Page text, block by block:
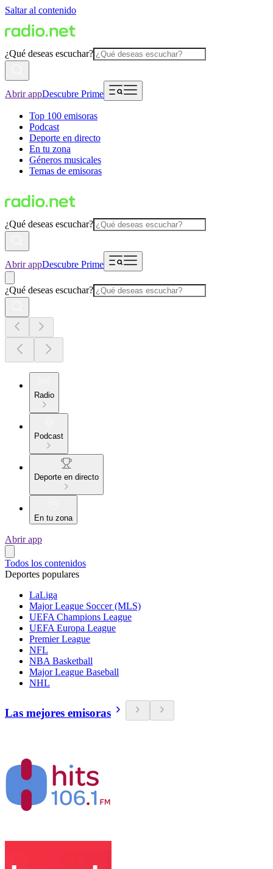
Saltar al contenido
¿Qué deseas escuchar?
Abrir appDescubre Prime
Top 100 emisoras
Podcast
Deporte en directo
En tu zona
Géneros musicales
Temas de emisoras
¿Qué deseas escuchar?
Abrir appDescubre Prime
¿Qué deseas escuchar?
Radio
Podcast
Deporte en directo
En tu zona
Abrir app
Todos los contenidos
Deportes populares
LaLiga
Major League Soccer (MLS)
UEFA Champions League
UEFA Europa League
Premier League
NFL
NBA Basketball
Major League Baseball
NHL
Las mejores emisoras